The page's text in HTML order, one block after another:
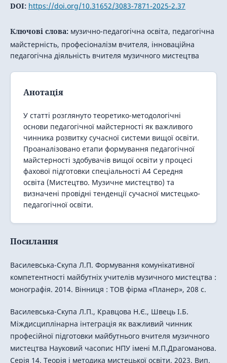
DOI: https://doi.org/10.31652/3083-7871-2025-2.37
Ключові слова: музично-педагогічна освіта, педагогічна
майстерність, професіоналізм вчителя, інноваційна
педагогічна діяльність вчителя музичного мистецтва
Анотація
У статті розглянуто теоретико-методологічні
основи педагогічної майстерності як важливого
чинника розвитку сучасної системи вищої освіти.
Проаналізовано етапи формування педагогічної
майстерності здобувачів вищої освіти у процесі
фахової підготовки спеціальності А4 Середня
освіта (Мистецтво. Музичне мистецтво) та
визначені провідні тенденції сучасної мистецько-
педагогічної освіти.
Посилання
Василевська-Скупа Л.П. Формування комунікативної
компетентності майбутніх учителів музичного мистецтва :
монографія. 2014. Вінниця : ТОВ фірма «Планер», 208 с.
Василевська-Скупа Л.П., Кравцова Н.Є., Швець І.Б.
Міждисциплінарна інтеграція як важливий чинник
професійної підготовки майбутнього вчителя музичного
мистецтва Науковий часопис НПУ імені М.П.Драгоманова.
Серія 14. Теорія і методика мистецької освіти. 2023. Вип.